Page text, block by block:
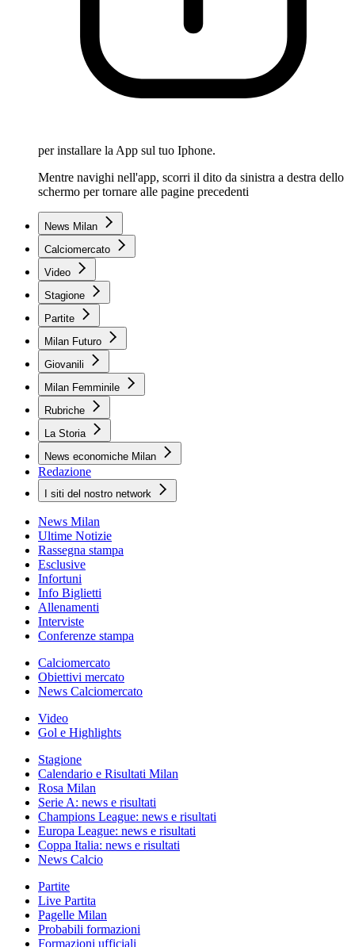
per installare la App sul tuo Iphone.
Mentre navighi nell'app, scorri il dito da sinistra a destra dello
schermo per tornare alle pagine precedenti
News Milan
Calciomercato
Video
Stagione
Partite
Milan Futuro
Giovanili
Milan Femminile
Rubriche
La Storia
News economiche Milan
Redazione
I siti del nostro network
News Milan
Ultime Notizie
Rassegna stampa
Esclusive
Infortuni
Info Biglietti
Allenamenti
Interviste
Conferenze stampa
Calciomercato
Obiettivi mercato
News Calciomercato
Video
Gol e Highlights
Stagione
Calendario e Risultati Milan
Rosa Milan
Serie A: news e risultati
Champions League: news e risultati
Europa League: news e risultati
Coppa Italia: news e risultati
News Calcio
Partite
Live Partita
Pagelle Milan
Probabili formazioni
Formazioni ufficiali